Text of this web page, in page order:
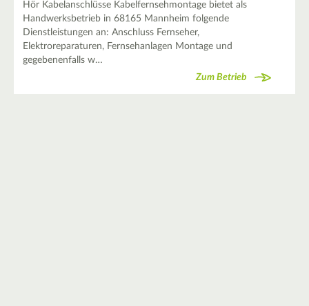
Hör Kabelanschlüsse Kabelfernsehmontage bietet als
Handwerksbetrieb in 68165 Mannheim folgende
Dienstleistungen an: Anschluss Fernseher,
Elektroreparaturen, Fernsehanlagen Montage und
gegebenenfalls w…
Zum Betrieb